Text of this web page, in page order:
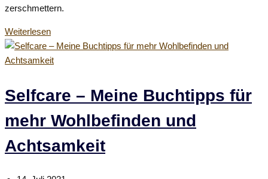
zerschmettern.
WeiterlesenPositiv
denken
oder:
negative
Gedanken
einfach
umkehrst!
Selfcare – Meine Buchtipps für
mehr Wohlbefinden und
Achtsamkeit